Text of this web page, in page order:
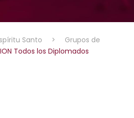
Santo >
Grupos de
Todos los Diplomados